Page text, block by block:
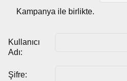
Kampanya ile birlikte.
Kullanıcı
Adı:
Şifre: